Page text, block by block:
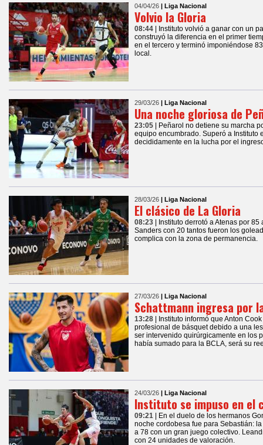
04/04/26 | Liga Nacional
Volvio la Gloria
08:44
| Instituto volvió a ganar con un
construyó la diferencia en el primer
en el tercero y terminó imponiéndose
local.
29/03/26 | Liga Nacional
Una noche gloriosa de
23:05
| Peñarol no detiene su marcha
equipo encumbrado. Superó a Instituto
decididamente en la lucha por el
28/03/26 | Liga Nacional
El clásico de La Gloria
08:23
| Instituto derrotó a Atenas por
Sanders con 20 tantos fueron los
complica con la zona de permanencia.
27/03/26 | Liga Nacional
Schattmann ingresa por
13:28
| Instituto informó que Anton
profesional de básquet debido a una
ser intervenido quirúrgicamente en los
había sumado para la BCLA, será su
24/03/26 | Liga Nacional
Instituto se impuso en el
09:21
| En el duelo de los hermanos
noche cordobesa fue para Sebastián:
a 78 con un gran juego colectivo.
con 24 unidades de valoración.